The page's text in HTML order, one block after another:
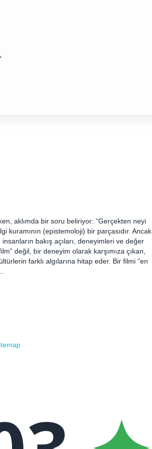
aklımda bir soru beliriyor: “Gerçekten neyi
kuramının (epistemoloji) bir parçasıdır. Ancak
bakış açıları, deneyimleri ve değer
değil, bir deneyim olarak karşımıza çıkan,
farklı algılarına hitap eder. Bir filmi “en